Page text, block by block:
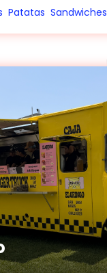
Patatas Sandwiches